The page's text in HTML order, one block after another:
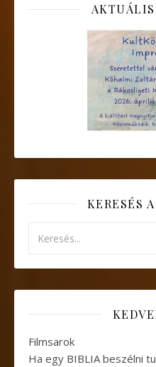
KERESÉS
Filmsarok
Ha egy BIBLIA beszélni